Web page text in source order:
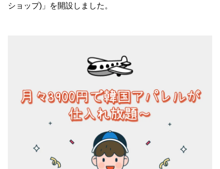
ショップ)」を開設しました。